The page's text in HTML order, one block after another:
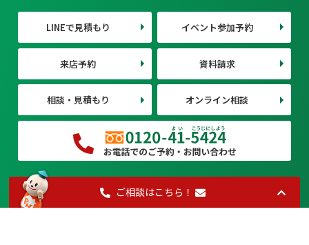
ご相談はこちら！
LINEで見積もり イベント参加予約
来店予約 資料請求
相談・見積もり オンライン相談